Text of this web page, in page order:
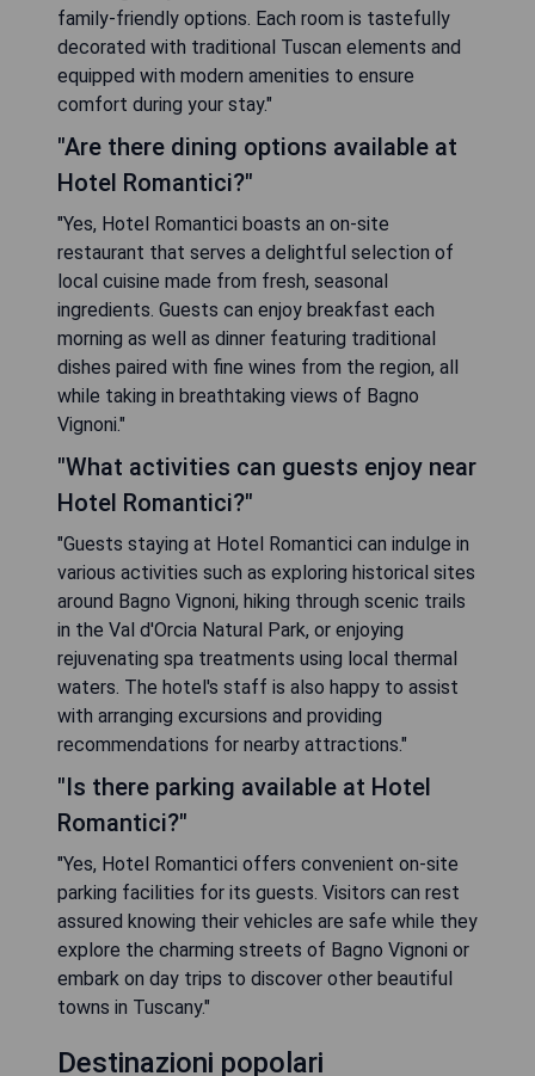
family-friendly options. Each room is tastefully
decorated with traditional Tuscan elements and
equipped with modern amenities to ensure
comfort during your stay."
"Are there dining options available at
Hotel Romantici?"
"Yes, Hotel Romantici boasts an on-site
restaurant that serves a delightful selection of
local cuisine made from fresh, seasonal
ingredients. Guests can enjoy breakfast each
morning as well as dinner featuring traditional
dishes paired with fine wines from the region, all
while taking in breathtaking views of Bagno
Vignoni."
"What activities can guests enjoy near
Hotel Romantici?"
"Guests staying at Hotel Romantici can indulge in
various activities such as exploring historical sites
around Bagno Vignoni, hiking through scenic trails
in the Val d'Orcia Natural Park, or enjoying
rejuvenating spa treatments using local thermal
waters. The hotel's staff is also happy to assist
with arranging excursions and providing
recommendations for nearby attractions."
"Is there parking available at Hotel
Romantici?"
"Yes, Hotel Romantici offers convenient on-site
parking facilities for its guests. Visitors can rest
assured knowing their vehicles are safe while they
explore the charming streets of Bagno Vignoni or
embark on day trips to discover other beautiful
towns in Tuscany."
Destinazioni popolari